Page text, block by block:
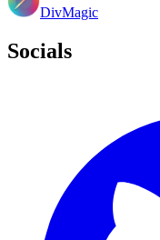
DivMagic
Socials